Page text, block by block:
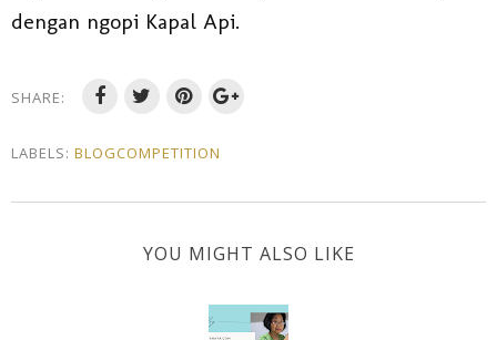
dengan ngopi Kapal Api.
SHARE:
LABELS: BLOGCOMPETITION
YOU MIGHT ALSO LIKE